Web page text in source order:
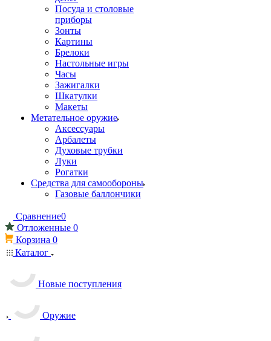
Посуда и столовые
приборы
Зонты
Картины
Брелоки
Настольные игры
Часы
Зажигалки
Шкатулки
Макеты
Метательное оружие
Аксессуары
Арбалеты
Духовые трубки
Луки
Рогатки
Средства для самообороны
Газовые баллончики
Сравнение0
Отложенные 0
Корзина 0
Каталог
Новые поступления
Оружие